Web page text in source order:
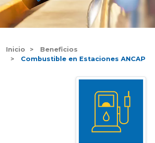
Inicio
Beneficios
Combustible en Estaciones ANCAP